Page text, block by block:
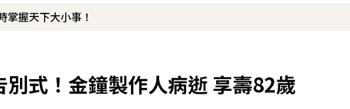
掌握天下大小事！
式！金鐘製作人病逝 享壽82歲